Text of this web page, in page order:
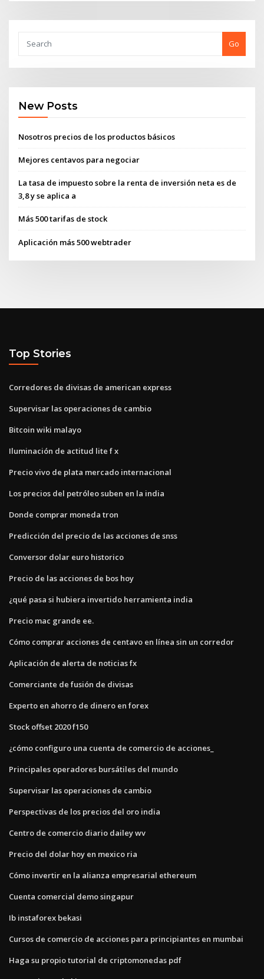
Go
New Posts
Nosotros precios de los productos básicos
Mejores centavos para negociar
La tasa de impuesto sobre la renta de inversión neta es de
3,8 y se aplica a
Más 500 tarifas de stock
Aplicación más 500 webtrader
Top Stories
Corredores de divisas de american express
Supervisar las operaciones de cambio
Bitcoin wiki malayo
Iluminación de actitud lite f x
Precio vivo de plata mercado internacional
Los precios del petróleo suben en la india
Donde comprar moneda tron
Predicción del precio de las acciones de snss
Conversor dolar euro historico
Precio de las acciones de bos hoy
¿qué pasa si hubiera invertido herramienta india
Precio mac grande ee.
Cómo comprar acciones de centavo en línea sin un corredor
Aplicación de alerta de noticias fx
Comerciante de fusión de divisas
Experto en ahorro de dinero en forex
Stock offset 2020 f150
¿cómo configuro una cuenta de comercio de acciones_
Principales operadores bursátiles del mundo
Supervisar las operaciones de cambio
Perspectivas de los precios del oro india
Centro de comercio diario dailey wv
Precio del dolar hoy en mexico ria
Cómo invertir en la alianza empresarial ethereum
Cuenta comercial demo singapur
Ib instaforex bekasi
Cursos de comercio de acciones para principiantes en mumbai
Haga su propio tutorial de criptomonedas pdf